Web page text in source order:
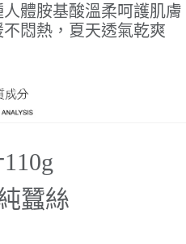
體胺基酸溫柔呵護肌膚
悶熱，夏天透氣乾爽
蠶絲